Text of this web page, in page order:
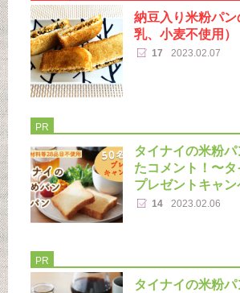
納豆入り米粉パン
乳、小麦不使用）
17 2023.02.07
PR
タイナイの米粉
たコメント！〜
プレゼントキャン
14 2023.02.06
PR
タイナイの米粉